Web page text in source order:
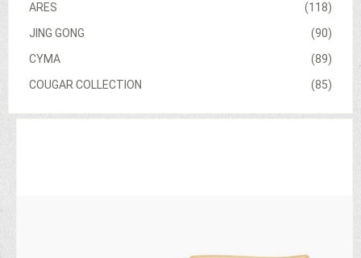
(118)
ARES
(90)
JING GONG
(89)
CYMA
(85)
COUGAR COLLECTION